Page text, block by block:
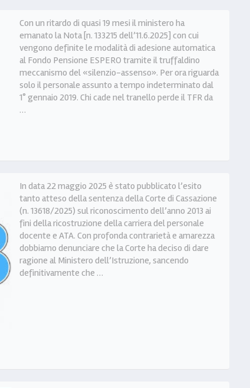
Con un ritardo di quasi 19 mesi il ministero ha
emanato la Nota [n. 133215 dell’11.6.2025] con cui
vengono definite le modalità di adesione automatica
al Fondo Pensione ESPERO tramite il truffaldino
meccanismo del «silenzio-assenso». Per ora riguarda
solo il personale assunto a tempo indeterminato dal
1° gennaio 2019. Chi cade nel tranello perde il TFR da
…
In data 22 maggio 2025 è stato pubblicato l’esito
tanto atteso della sentenza della Corte di Cassazione
(n. 13618/2025) sul riconoscimento dell’anno 2013 ai
fini della ricostruzione della carriera del personale
docente e ATA. Con profonda contrarietà e amarezza
dobbiamo denunciare che la Corte ha deciso di dare
ragione al Ministero dell’Istruzione, sancendo
definitivamente che …